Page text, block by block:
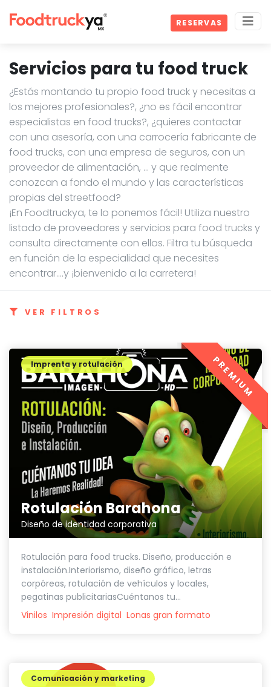
RESERVAS
Servicios para tu food truck
¿Estás montando tu propio food truck y necesitas a
los mejores profesionales?, ¿no es fácil encontrar
especialistas en food trucks?, ¿quieres contactar
con una asesoría, con una carrocería fabricante de
food trucks, con una empresa de seguros, con un
proveedor de alimentación, … y que realmente
conozcan a fondo el mundo y las características
propias del streetfood?
¡En Foodtruckya, te lo ponemos fácil! Utiliza nuestro
listado de proveedores y servicios para food trucks y
consulta directamente con ellos. Filtra tu búsqueda
en función de la especialidad que necesites
encontrar....y ¡bienvenido a la carretera!
VER FILTROS
Rotulación Barahona
Diseño de identidad corporativa
Imprenta y rotulación
Rotulación para food trucks. Diseño, producción e
instalación.Interiorismo, diseño gráfico, letras
corpóreas, rotulación de vehículos y locales,
pegatinas publicitariasCuéntanos tu...
Vinilos Impresión digital Lonas gran formato
PREMIUM
Comunicación y marketing